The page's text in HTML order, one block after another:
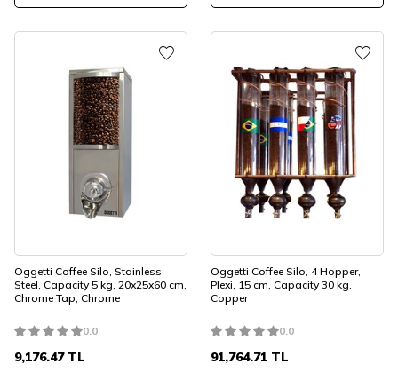
Oggetti Coffee Silo, Stainless
Steel, Capacity 5 kg, 20x25x60 cm,
Chrome Tap, Chrome
0.0
9,176.47TL
Oggetti Coffee Silo, 4 Hopper,
Plexi, 15 cm, Capacity 30 kg,
Copper
0.0
91,764.71 TL